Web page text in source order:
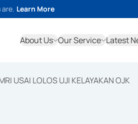
Learn More
About Us Our Service Latest
USAI LOLOS UJI KELAYAKAN OJK